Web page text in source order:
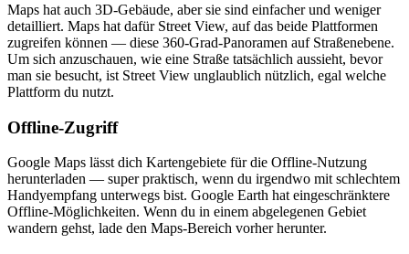
Maps hat auch 3D-Gebäude, aber sie sind einfacher und weniger
detailliert. Maps hat dafür Street View, auf das beide Plattformen
zugreifen können — diese 360-Grad-Panoramen auf Straßenebene.
Um sich anzuschauen, wie eine Straße tatsächlich aussieht, bevor
man sie besucht, ist Street View unglaublich nützlich, egal welche
Plattform du nutzt.
Offline-Zugriff
Google Maps lässt dich Kartengebiete für die Offline-Nutzung
herunterladen — super praktisch, wenn du irgendwo mit schlechtem
Handyempfang unterwegs bist. Google Earth hat eingeschränktere
Offline-Möglichkeiten. Wenn du in einem abgelegenen Gebiet
wandern gehst, lade den Maps-Bereich vorher herunter.